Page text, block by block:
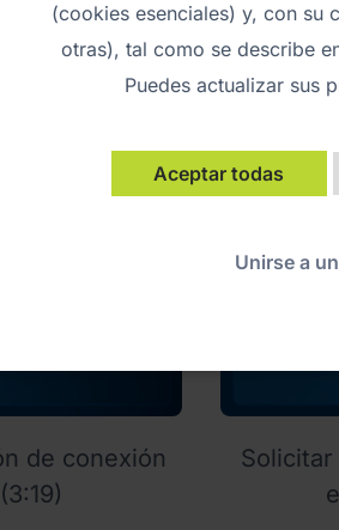
(3:14)
de conexión
(cookies esenciales) y, con su
otras), tal como se describe
Puedes actualizar sus
Aceptar todas
Unirse a